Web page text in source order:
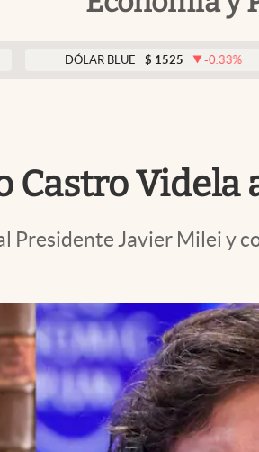
DÓLAR BLUE $ 1525 -0.33%
Castro
Presidente Javier Milei y